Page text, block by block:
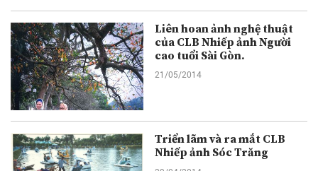
Liên hoan ảnh nghệ thuật
của CLB Nhiếp ảnh Người
cao tuổi Sài Gòn.
21/05/2014
Triển lãm và ra mắt CLB
Nhiếp ảnh Sóc Trăng